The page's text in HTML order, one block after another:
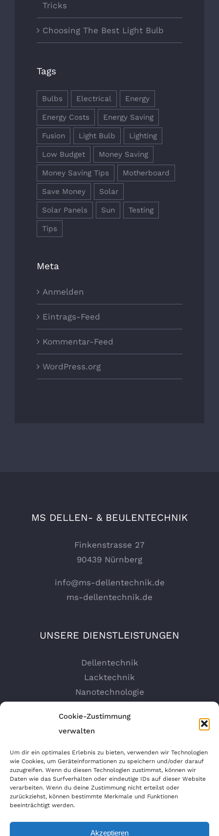
Cookie-Zustimmung
verwalten
Um dir ein optimales Erlebnis zu bieten, verwenden wir Technologien
wie Cookies, um Geräteinformationen zu speichern und/oder darauf
zuzugreifen. Wenn du diesen Technologien zustimmst, können wir
Daten wie das Surfverhalten oder eindeutige IDs auf dieser Website
verarbeiten. Wenn du deine Zustimmung nicht erteilst oder
zurückziehst, können bestimmte Merkmale und Funktionen
beeinträchtigt werden.
Akzeptieren
Tricks
Choosing The Best Light Bulb
Tags
Bulbs Electrical Energy
Energy Costs Energy Saving
Fusion Light Bulb Lighting
Low Budget Money Saving
Money Saving Tips Motherboard
Save Money Solar
Solar Panels Sun Testing
Tips
Meta
Anmelden
Eintrags-Feed
Kommentar-Feed
WordPress.org
MS DELLEN- & BEULENTECHNIK
Finkenstrasse 27
90439 Nürnberg
info@ms-dellentechnik.de
ms-dellentechnik.de
UNSERE DIENSTLEISTUNGEN
Dellentechnik
Lacktechnik
Nanotechnologie
Autosprühfolie
ANFAHRT GOOGLEMAPS